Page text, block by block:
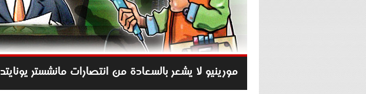
مورينيو لا يشعر بالسعادة من انتصارات مانشستر يونايتد